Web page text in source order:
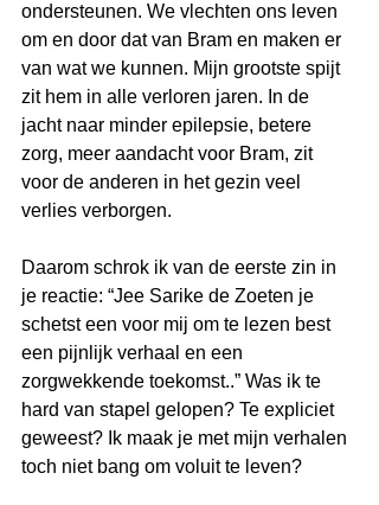
ondersteunen. We vlechten ons leven
om en door dat van Bram en maken er
van wat we kunnen. Mijn grootste spijt
zit hem in alle verloren jaren. In de
jacht naar minder epilepsie, betere
zorg, meer aandacht voor Bram, zit
voor de anderen in het gezin veel
verlies verborgen.
Daarom schrok ik van de eerste zin in
je reactie: “Jee Sarike de Zoeten je
schetst een voor mij om te lezen best
een pijnlijk verhaal en een
zorgwekkende toekomst..” Was ik te
hard van stapel gelopen? Te expliciet
geweest? Ik maak je met mijn verhalen
toch niet bang om voluit te leven?